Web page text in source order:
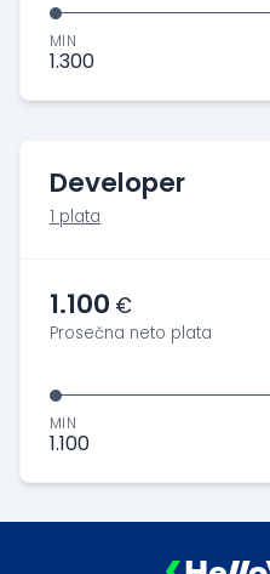
MIN
1.300
Developer
1 plata
1.100 €
Prosečna neto plata
MIN
1.100